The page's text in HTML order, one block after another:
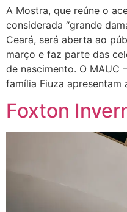
A Mostra, que reúne o
considerada “grande
Ceará, será aberta ao
março e faz parte das
de nascimento. O MAUC
família Fiuza
Foxton